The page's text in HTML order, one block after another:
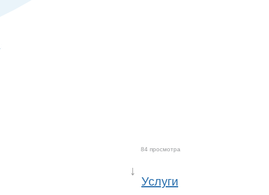
↓
Услуги
84 просмотра